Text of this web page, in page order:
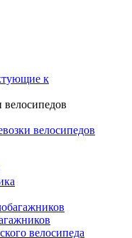
к
велосипедов
велосипедов
велосипеда